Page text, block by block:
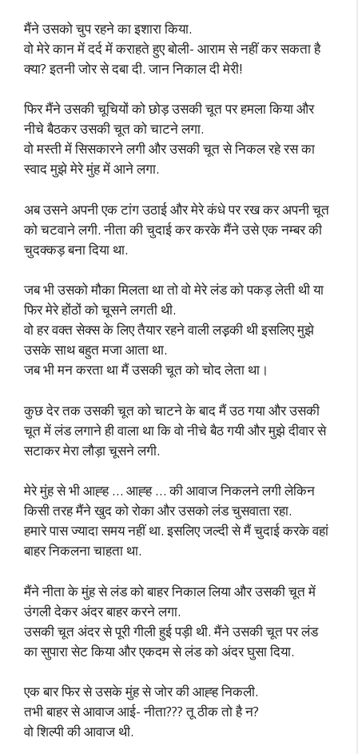
मैंने उसको चुप रहने का इशारा किया.
वो मेरे कान में दर्द में कराहते हुए बोली- आराम से नहीं कर सकता है
क्या? इतनी जोर से दबा दी. जान निकाल दी मेरी!
फिर मैंने उसकी चूचियों को छोड़ उसकी चूत पर हमला किया और
नीचे बैठकर उसकी चूत को चाटने लगा.
वो मस्ती में सिसकारने लगी और उसकी चूत से निकल रहे रस का
स्वाद मुझे मेरे मुंह में आने लगा.
अब उसने अपनी एक टांग उठाई और मेरे कंधे पर रख कर अपनी चूत
को चटवाने लगी. नीता की चुदाई कर करके मैंने उसे एक नम्बर की
चुदक्कड़ बना दिया था.
जब भी उसको मौका मिलता था तो वो मेरे लंड को पकड़ लेती थी या
फिर मेरे होंठों को चूसने लगती थी.
वो हर वक्त सेक्स के लिए तैयार रहने वाली लड़़की थी इसलिए मुझे
उसके साथ बहुत मजा आता था.
जब भी मन करता था मैं उसकी चूत को चोद लेता था।
कुछ देर तक उसकी चूत को चाटने के बाद मैं उठ गया और उसकी
चूत में लंड लगाने ही वाला था कि वो नीचे बैठ गयी और मुझे दीवार से
सटाकर मेरा लौड़ा चूसने लगी.
मेरे मुंह से भी आह्ह … आह्ह … की आवाज निकलने लगी लेकिन
किसी तरह मैंने खुद को रोका और उसको लंड चुसवाता रहा.
हमारे पास ज्यादा समय नहीं था. इसलिए जल्दी से मैं चुदाई करके वहां
बाहर निकलना चाहता था.
मैंने नीता के मुंह से लंड को बाहर निकाल लिया और उसकी चूत में
उंगली देकर अंदर बाहर करने लगा.
उसकी चूत अंदर से पूरी गीली हुई पड़ी थी. मैंने उसकी चूत पर लंड
का सुपारा सेट किया और एकदम से लंड को अंदर घुसा दिया.
एक बार फिर से उसके मुंह से जोर की आह्ह निकली.
तभी बाहर से आवाज आई- नीता??? तू ठीक तो है न?
वो शिल्पी की आवाज थी.